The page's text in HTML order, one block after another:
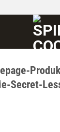
Secret-